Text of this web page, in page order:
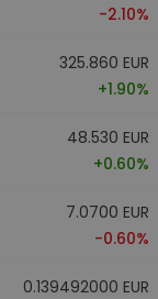
-2.10%
325.860 EUR
+1.90%
48.530 EUR
+0.60%
7.0700 EUR
-0.60%
0.139492000 EUR